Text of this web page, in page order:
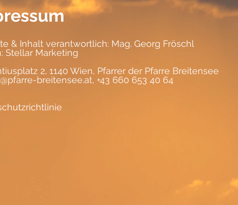
& Inhalt verantwortlich: Mag. Georg Fröschl
Stellar Marketing
2, 1140 Wien, Pfarrer der Pfarre Breitensee
breitensee.at, +43 660 653 40 64